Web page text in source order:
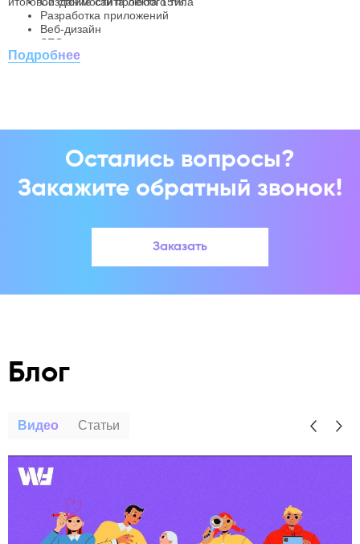
Разработка приложений
Веб-дизайн
SEO-продвижение
Подробнее
Остались вопросы?
Закажите обратный звонок!
Заказать
Блог
Видео Статьи